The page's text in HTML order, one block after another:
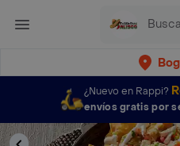
¿Nuevo en Rappi?
envíos gratis por